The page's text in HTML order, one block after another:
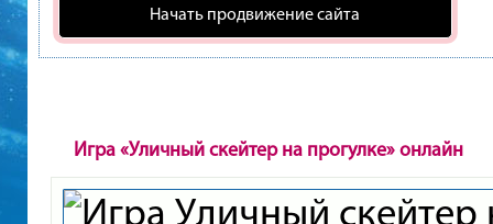
Начать продвижение сайта
Игра «Уличный скейтер на прогулке» онлайн